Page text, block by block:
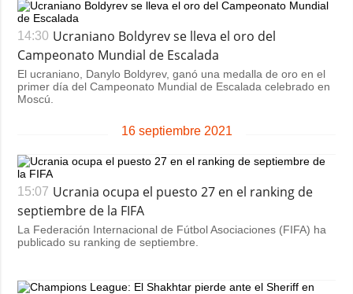
14:30 Ucraniano Boldyrev se lleva el oro del
Campeonato Mundial de Escalada
El ucraniano, Danylo Boldyrev, ganó una medalla de oro en el
primer día del Campeonato Mundial de Escalada celebrado en
Moscú.
16 septiembre 2021
15:07 Ucrania ocupa el puesto 27 en el ranking de
septiembre de la FIFA
La Federación Internacional de Fútbol Asociaciones (FIFA) ha
publicado su ranking de septiembre.